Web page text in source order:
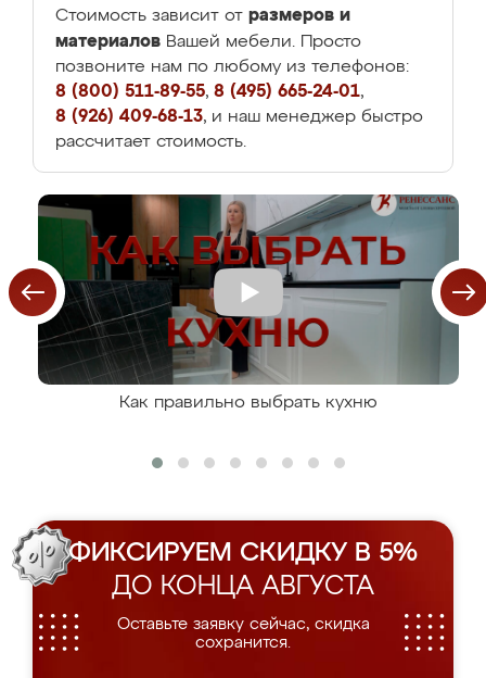
Стоимость зависит от размеров и
материалов Вашей мебели. Просто
позвоните нам по любому из телефонов:
8 (800) 511-89-55, 8 (495) 665-24-01,
8 (926) 409-68-13, и наш менеджер быстро
рассчитает стоимость.
Как правильно выбрать кухню
ФИКСИРУЕМ СКИДКУ В 5%
ДО КОНЦА АВГУСТА
Оставьте заявку сейчас, скидка
сохранится.